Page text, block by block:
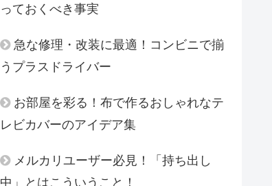
っておくべき事実
急な修理・改装に最適！コンビニで揃
うプラスドライバー
お部屋を彩る！布で作るおしゃれなテ
レビカバーのアイデア集
メルカリユーザー必見！「持ち出し
中」とはこういうこと！